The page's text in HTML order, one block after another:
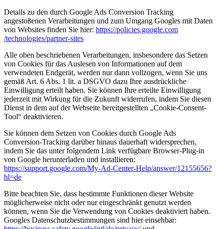
Details zu den durch Google Ads Conversion Tracking
angestoßenen Verarbeitungen und zum Umgang Googles mit Daten
von Websites finden Sie hier: https://policies.google.com
/technologies/partner-sites
Alle oben beschriebenen Verarbeitungen, insbesondere das Setzen
von Cookies für das Auslesen von Informationen auf dem
verwendeten Endgerät, werden nur dann vollzogen, wenn Sie uns
gemäß Art. 6 Abs. 1 lit. a DSGVO dazu Ihre ausdrückliche
Einwilligung erteilt haben. Sie können Ihre erteilte Einwilligung
jederzeit mit Wirkung für die Zukunft widerrufen, indem Sie diesen
Dienst in dem auf der Webseite bereitgestellten „Cookie-Consent-
Tool“ deaktivieren.
Sie können dem Setzen von Cookies durch Google Ads
Conversion-Tracking darüber hinaus dauerhaft widersprechen,
indem Sie das unter folgendem Link verfügbare Browser-Plug-in
von Google herunterladen und installieren:
https://support.google.com/My-Ad-Center-Help/answer/12155656?
hl=de
Bitte beachten Sie, dass bestimmte Funktionen dieser Website
möglicherweise nicht oder nur eingeschränkt genutzt werden
können, wenn Sie die Verwendung von Cookies deaktiviert haben.
Googles Datenschutzbestimmungen sind hier einsehbar: